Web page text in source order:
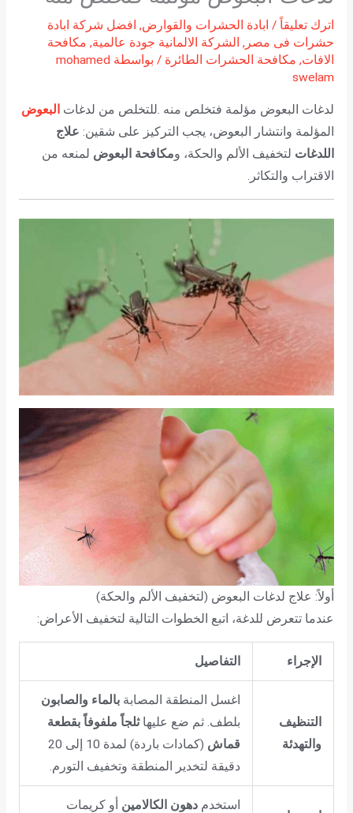
اترك تعليقاً / ابادة الحشرات والقوارض, افضل شركة ابادة
حشرات فى مصر , الشركة الالمانية جودة عالمية, مكافحة
الافات, مكافحة الحشرات الطائرة / بواسطة mohamed
swelam
لدغات البعوض مؤلمة فتخلص منه .للتخلص من لدغات البعوض
المؤلمة وانتشار البعوض، يجب التركيز على شقين: علاج
اللدغات لتخفيف الألم والحكة، ومكافحة البعوض لمنعه من
الاقتراب والتكاثر.
أولاً: علاج لدغات البعوض (لتخفيف الألم والحكة)
عندما تتعرض للدغة، اتبع الخطوات التالية لتخفيف الأعراض:
الإجراء التفاصيل
التنظيف
والتهدئة
اغسل المنطقة المصابةبالماء والصابون
بلطف. ثم ضع عليهاثلجاً ملفوفاً بقطعة
قماش
(كمادات باردة) لمدة 10 إلى 20
دقيقة لتخدير المنطقة وتخفيف التورم.
استخدمدهون الكالامين أو كريمات